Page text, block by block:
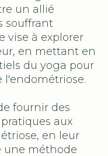
un allié
souffrant
vise à explorer
en mettant en
du yoga pour
l'endométriose.
fournir des
aux
en leur
une méthode